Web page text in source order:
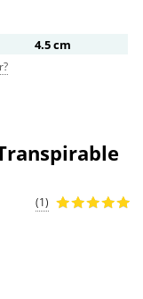
4.5 cm
(1)